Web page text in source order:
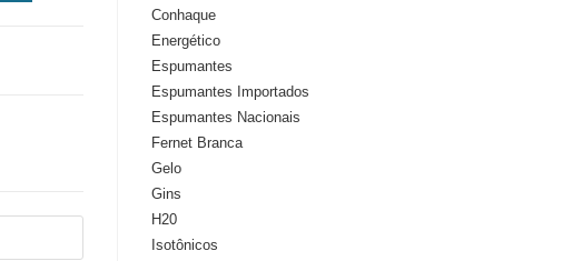
Conhaque
Energético
Espumantes
Espumantes Importados
Espumantes Nacionais
Fernet Branca
Gelo
Gins
H20
Isotônicos